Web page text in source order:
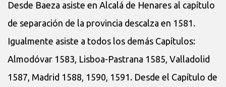
Desde Baeza asiste en Alcalá de Henares al capítulo
de separación de la provincia descalza en 1581.
Igualmente asiste a todos los demás Capítulos:
Almodóvar 1583, Lisboa-Pastrana 1585, Valladolid
1587, Madrid 1588, 1590, 1591. Desde el Capítulo de